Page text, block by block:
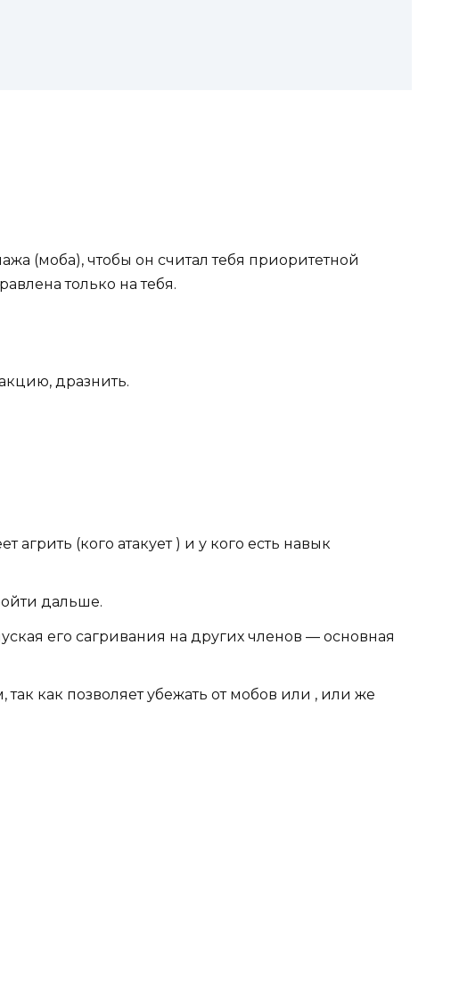
(моба), чтобы он считал тебя приоритетной
только на тебя.
дразнить.
агрить (кого атакует ) и у кого есть навык
дальше.
его сагривания на других членов — основная
как позволяет убежать от мобов или , или же